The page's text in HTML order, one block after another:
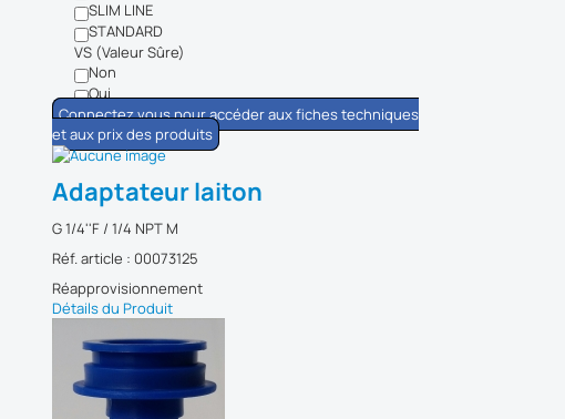
SLIM LINE
STANDARD
VS (Valeur Sûre)
Non
Oui
Connectez vous pour accéder aux fiches techniques
et aux prix des produits
Adaptateur laiton
G 1/4''F / 1/4 NPT M
Réf. article : 00073125
Réapprovisionnement
Détails du Produit